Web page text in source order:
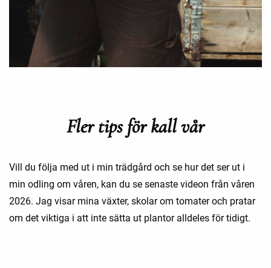
Fler tips för kall vår
Vill du följa med ut i min trädgård och se hur det ser ut i
min odling om våren, kan du se senaste videon från våren
2026. Jag visar mina växter, skolar om tomater och pratar
om det viktiga i att inte sätta ut plantor alldeles för tidigt.